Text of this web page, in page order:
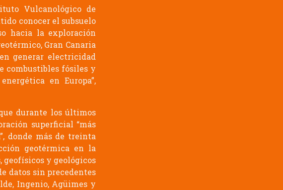
Vulcanológico de
conocer el subsuelo
hacia la exploración
Gran Canaria
generar electricidad
combustibles fósiles y
en Europa”,
durante los últimos
superficial “más
donde más de treinta
geotérmica en la
geofísicos y geológicos
datos sin precedentes
Ingenio, Agüimes y